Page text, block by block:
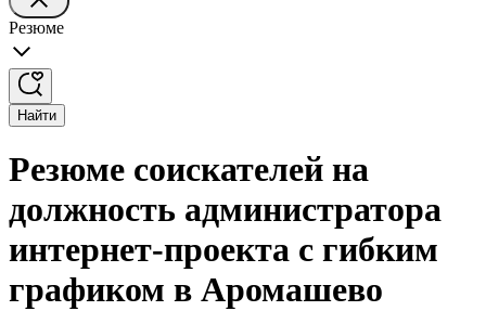
Резюме
Найти
Резюме соискателей на
должность администратора
интернет-проекта с гибким
графиком в Аромашево